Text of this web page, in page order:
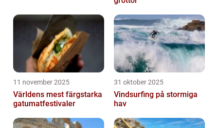
11 november 2025
Världens mest färgstarka
gatumatfestivaler
31 oktober 2025
Vindsurfing på stormiga
hav